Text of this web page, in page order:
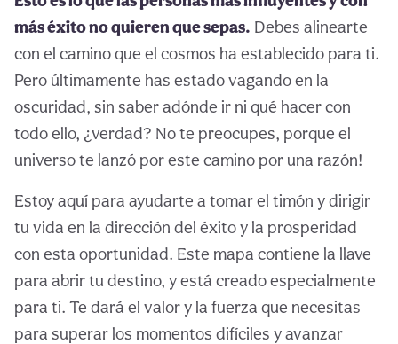
más éxito no quieren que sepas. Debes alinearte
con el camino que el cosmos ha establecido para ti.
Pero últimamente has estado vagando en la
oscuridad, sin saber adónde ir ni qué hacer con
todo ello, ¿verdad? No te preocupes, porque el
universo te lanzó por este camino por una razón!
Estoy aquí para ayudarte a tomar el timón y dirigir
tu vida en la dirección del éxito y la prosperidad
con esta oportunidad. Este mapa contiene la llave
para abrir tu destino, y está creado especialmente
para ti. Te dará el valor y la fuerza que necesitas
para superar los momentos difíciles y avanzar